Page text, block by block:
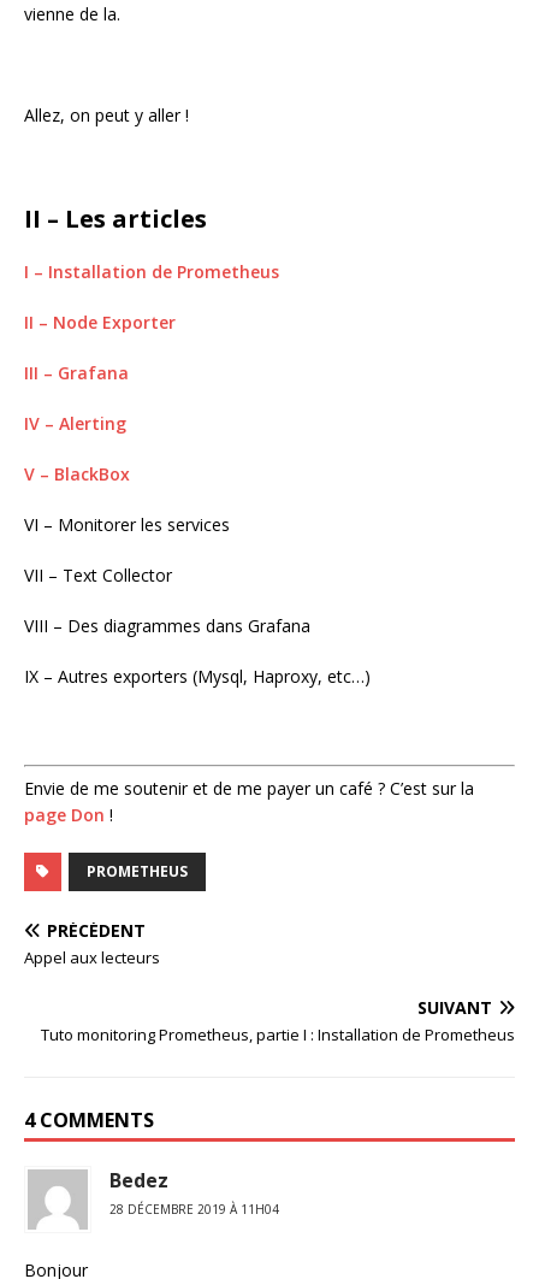
vienne de la.
Allez, on peut y aller !
II – Les articles
I – Installation de Prometheus
II – Node Exporter
III – Grafana
IV – Alerting
V – BlackBox
VI – Monitorer les services
VII – Text Collector
VIII – Des diagrammes dans Grafana
IX – Autres exporters (Mysql, Haproxy, etc…)
Envie de me soutenir et de me payer un café ? C’est sur la
page Don !
PROMETHEUS
PRÉCÉDENT
Appel aux lecteurs
SUIVANT
Tuto monitoring Prometheus, partie I : Installation de Prometheus
4 COMMENTS
Bedez
28 DÉCEMBRE 2019 À 11H04
Bonjour